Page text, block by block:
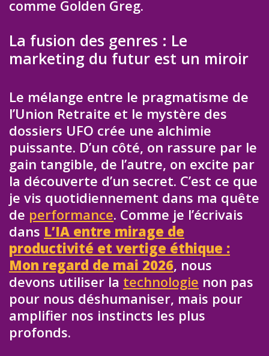
comme Golden Greg.
La fusion des genres : Le
marketing du futur est un miroir
Le mélange entre le pragmatisme de
l’Union Retraite et le mystère des
dossiers UFO crée une alchimie
puissante. D’un côté, on rassure par le
gain tangible, de l’autre, on excite par
la découverte d’un secret. C’est ce que
je vis quotidiennement dans ma quête
de performance. Comme je l’écrivais
dans L’IA entre mirage de
productivité et vertige éthique :
Mon regard de mai 2026, nous
devons utiliser la technologie non pas
pour nous déshumaniser, mais pour
amplifier nos instincts les plus
profonds.